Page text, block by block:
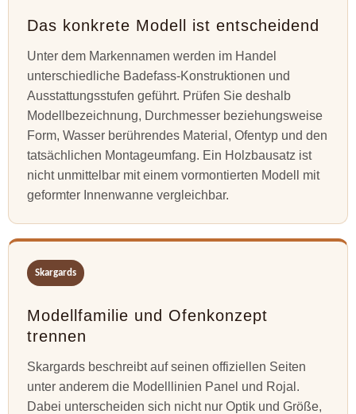
Das konkrete Modell ist entscheidend
Unter dem Markennamen werden im Handel
unterschiedliche Badefass-Konstruktionen und
Ausstattungsstufen geführt. Prüfen Sie deshalb
Modellbezeichnung, Durchmesser beziehungsweise
Form, Wasser berührendes Material, Ofentyp und den
tatsächlichen Montageumfang. Ein Holzbausatz ist
nicht unmittelbar mit einem vormontierten Modell mit
geformter Innenwanne vergleichbar.
Skargards
Modellfamilie und Ofenkonzept
trennen
Skargards beschreibt auf seinen offiziellen Seiten
unter anderem die Modelllinien Panel und Rojal.
Dabei unterscheiden sich nicht nur Optik und Größe,